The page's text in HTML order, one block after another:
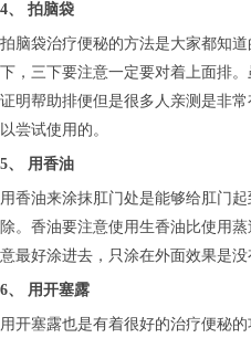
4、 拍脑袋
拍脑袋治疗便秘的方法是大家都知
下，三下要注意一定要对着上面排
证明帮助排便但是很多人亲测是非
以尝试使用的。
5、 用香油
用香油来涂抹肛门处是能够给肛门
除。香油要注意使用生香油比使用
意最好涂进去，只涂在外面效果是没
6、 用开塞露
用开塞露也是有着很好的治疗便秘